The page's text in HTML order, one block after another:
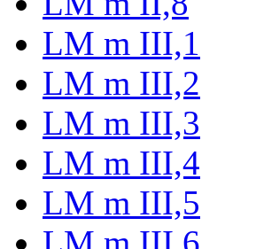
LM m III,1
LM m III,2
LM m III,3
LM m III,4
LM m III,5